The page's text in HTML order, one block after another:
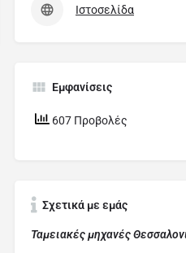
Ιστοσελίδα
Εμφανίσεις
607 Προβολές
Σχετικά με εμάς
Ταμειακές μηχανές